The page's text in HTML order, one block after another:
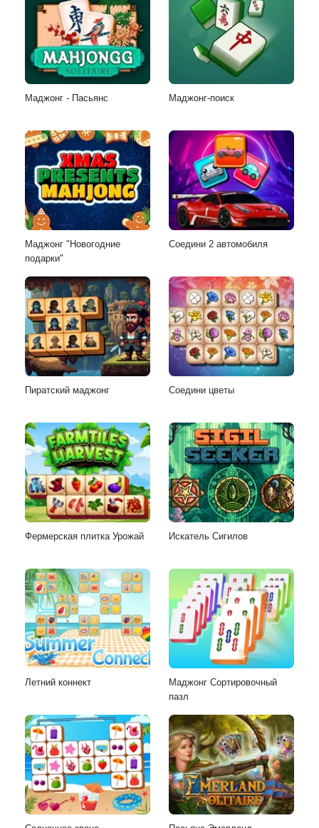
Маджонг - Пасьянс Маджонг-поиск
Маджонг "Новогодние
подарки"
Соедини 2 автомобиля
Пиратский маджонг Соедини цветы
Фермерская плитка Урожай Искатель Сигилов
Летний коннект
Маджонг Сортировочный
пазл